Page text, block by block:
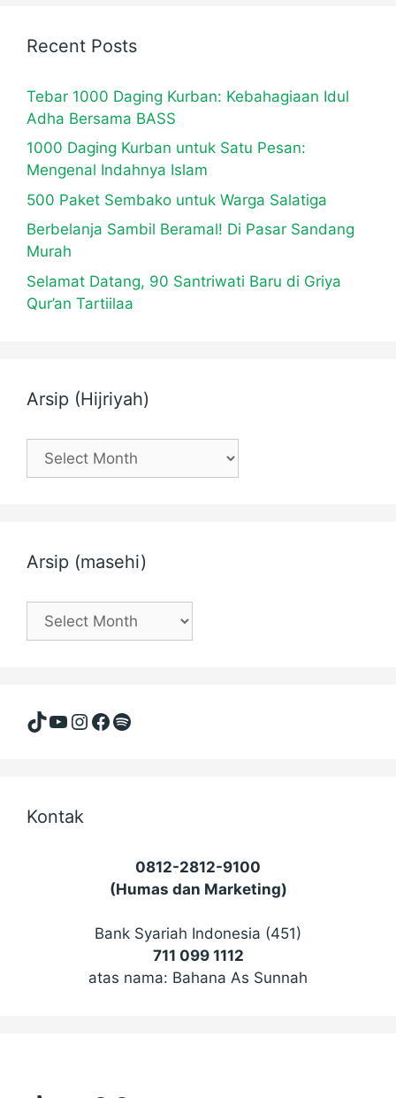
Recent Posts
Tebar 1000 Daging Kurban: Kebahagiaan Idul
Adha Bersama BASS
1000 Daging Kurban untuk Satu Pesan:
Mengenal Indahnya Islam
500 Paket Sembako untuk Warga Salatiga
Berbelanja Sambil Beramal! Di Pasar Sandang
Murah
Selamat Datang, 90 Santriwati Baru di Griya
Qur’an Tartiilaa
Arsip (Hijriyah)
Arsip
(Hijriyah)
Arsip (masehi)
Arsip
(masehi)
TikTok
YouTube
Instagram
Facebook
Spotify
Kontak
0812-2812-9100
(Humas dan Marketing)
Bank Syariah Indonesia (451)
711 099 1112
atas nama: Bahana As Sunnah